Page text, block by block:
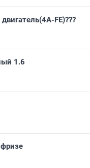
FE)???
1.6